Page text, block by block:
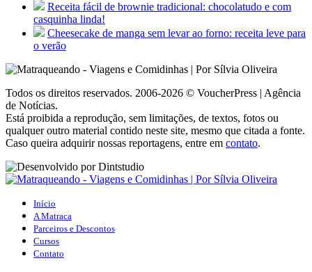
Receita fácil de brownie tradicional: chocolatudo e com
casquinha linda!
Cheesecake de manga sem levar ao forno: receita leve para
o verão
Todos os direitos reservados. 2006-2026 © VoucherPress | Agência
de Notícias.
Está proibida a reprodução, sem limitações, de textos, fotos ou
qualquer outro material contido neste site, mesmo que citada a fonte.
Caso queira adquirir nossas reportagens, entre em contato.
Início
A Matraca
Parceiros e Descontos
Cursos
Contato